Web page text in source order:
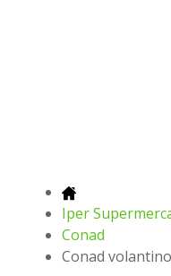
Iper
Conad
Conad